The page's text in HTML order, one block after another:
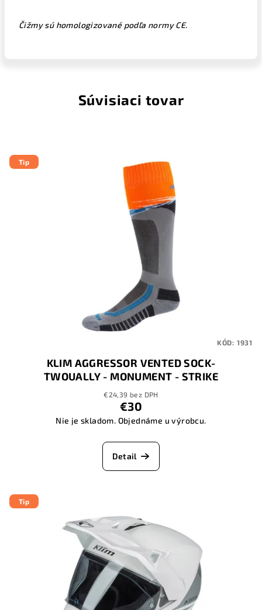
Čižmy sú homologizované podľa normy CE.
Súvisiaci tovar
Tip
KLIM AGGRESSOR VENTED SOCK-
TWOUALLY - MONUMENT - STRIKE
ORANGE
€24,39 bez DPH
€30
Nie je skladom. Objednáme u výrobcu.
Detail
KÓD: 1931
Tip